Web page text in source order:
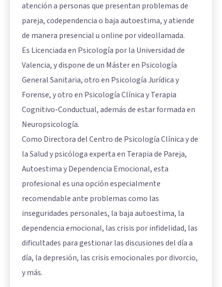
atención a personas que presentan problemas de
pareja, codependencia o baja autoestima, y atiende
de manera presencial u online por videollamada.
Es Licenciada en Psicología por la Universidad de
Valencia, y dispone de un Máster en Psicología
General Sanitaria, otro en Psicología Jurídica y
Forense, y otro en Psicología Clínica y Terapia
Cognitivo-Conductual, además de estar formada en
Neuropsicología.
Como Directora del Centro de Psicología Clínica y de
la Salud y psicóloga experta en Terapia de Pareja,
Autoestima y Dependencia Emocional, esta
profesional es una opción especialmente
recomendable ante problemas como las
inseguridades personales, la baja autoestima, la
dependencia emocional, las crisis por infidelidad, las
dificultades para gestionar las discusiones del día a
día, la depresión, las crisis emocionales por divorcio,
y más.